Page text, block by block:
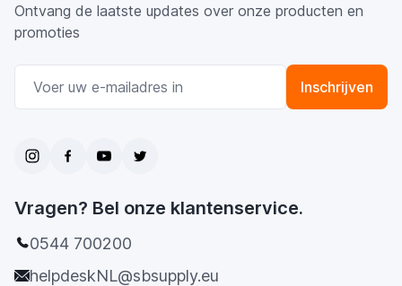
Ontvang de laatste updates over onze producten en
promoties
Inschrijven
Vragen? Bel onze klantenservice.
0544 700200
helpdeskNL@sbsupply.eu